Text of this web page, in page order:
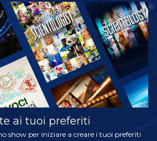
ESPLORA LE
SERIE
ai tuoi preferiti
show per iniziare a creare i tuoi preferiti